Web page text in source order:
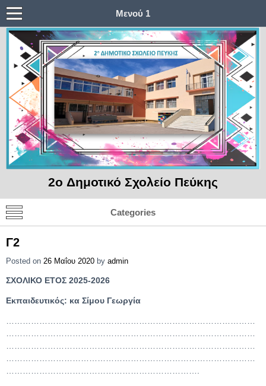
Μενού 1
2o Δημοτικό Σχολείο Πεύκης
Categories
Γ2
Posted on 26 Μαΐου 2020 by admin
ΣΧΟΛΙΚΟ ΕΤΟΣ 2025-2026
Εκπαιδευτικός: κα Σίμου Γεωργία